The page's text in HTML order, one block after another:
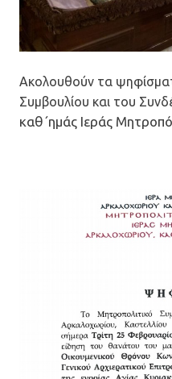
Ακολουθούν τα
Συμβουλίου και του
καθ΄ημάς Ιεράς